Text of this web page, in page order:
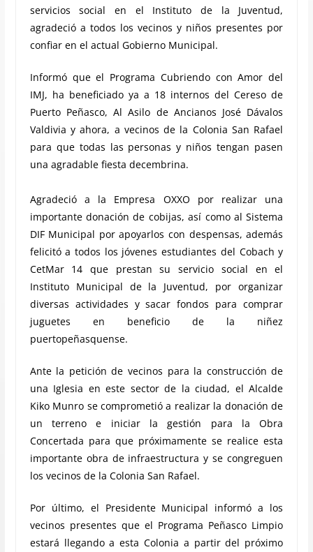
servicios social en el Instituto de la Juventud,
agradeció a todos los vecinos y niños presentes por
confiar en el actual Gobierno Municipal.
Informó que el Programa Cubriendo con Amor del
IMJ, ha beneficiado ya a 18 internos del Cereso de
Puerto Peñasco, Al Asilo de Ancianos José Dávalos
Valdivia y ahora, a vecinos de la Colonia San Rafael
para que todas las personas y niños tengan pasen
una agradable fiesta decembrina.
Agradeció a la Empresa OXXO por realizar una
importante donación de cobijas, así como al Sistema
DIF Municipal por apoyarlos con despensas, además
felicitó a todos los jóvenes estudiantes del Cobach y
CetMar 14 que prestan su servicio social en el
Instituto Municipal de la Juventud, por organizar
diversas actividades y sacar fondos para comprar
juguetes en beneficio de la niñez
puertopeñasquense.
Ante la petición de vecinos para la construcción de
una Iglesia en este sector de la ciudad, el Alcalde
Kiko Munro se comprometió a realizar la donación de
un terreno e iniciar la gestión para la Obra
Concertada para que próximamente se realice esta
importante obra de infraestructura y se congreguen
los vecinos de la Colonia San Rafael.
Por último, el Presidente Municipal informó a los
vecinos presentes que el Programa Peñasco Limpio
estará llegando a esta Colonia a partir del próximo